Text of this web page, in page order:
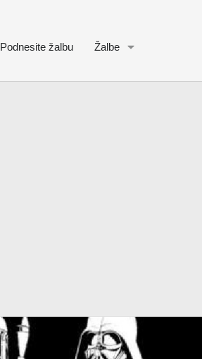
Podnesite žalbu Žalbe